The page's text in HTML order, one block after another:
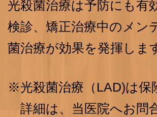
光殺菌治療は予防にも有
検診、矯正治療中のメン
菌治療が効果を発揮しま
※光殺菌治療（LAD)は保
詳細は、当医院へお問